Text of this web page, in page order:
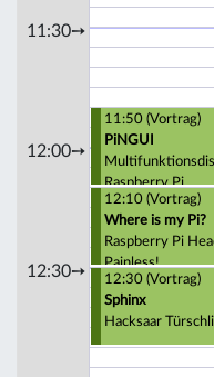
11:30➙
12:00➙
12:30➙
11:50 (Vortrag)
PiNGUI
Raspberry Pi
12:10 (Vortrag)
Where is my Pi?
Raspberry Pi
Painless!
12:30 (Vortrag)
Sphinx
Hacksaar